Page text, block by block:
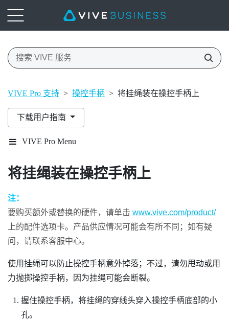
VIVE Pro 支持 > 操控手柄 > 将挂绳装在操控手柄上
下载用户指南
VIVE Pro Menu
将挂绳装在操控手柄上
注：
要购买额外或替换的硬件，请单击 www.vive.com/product/
上的配件选项卡。产品供应情况可能会有所不同；如有疑
问，请联系客服中心。
使用挂绳可以防止操控手柄意外掉落；不过，请勿甩动或用
力抛掷操控手柄，因为挂绳可能会断裂。
握住操控手柄，将挂绳的穿线头穿入操控手柄底部的小
孔。